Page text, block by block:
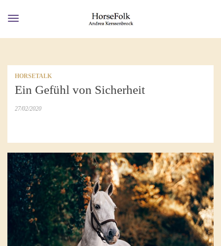
Toggle
HORSETALK
Ein Gefühl von Sicherheit
27/02/2020